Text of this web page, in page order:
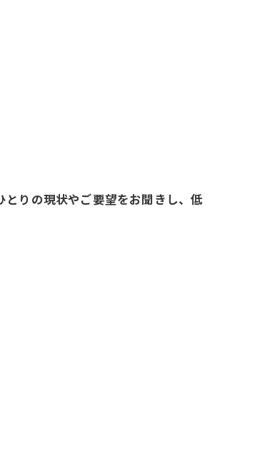
りの現状やご要望をお聞きし、低